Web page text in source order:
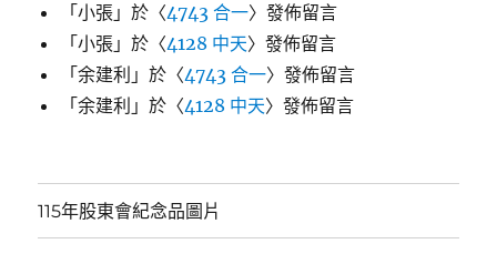
「小張 」於〈4743 合一〉發佈留言
「小張 」於〈4128 中天〉發佈留言
「余建利 」於〈4743 合一〉發佈留言
「余建利 」於〈4128 中天〉發佈留言
115年股東會紀念品圖片